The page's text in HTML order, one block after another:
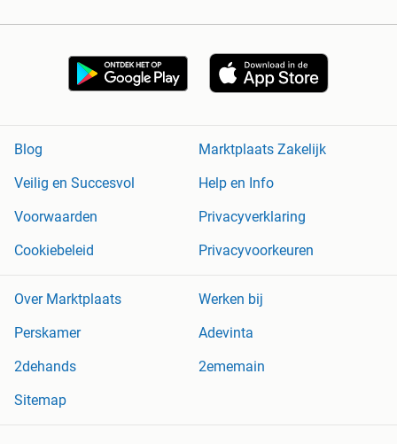
Blog
Marktplaats Zakelijk
Veilig en Succesvol
Help en Info
Voorwaarden
Privacyverklaring
Cookiebeleid
Privacyvoorkeuren
Over Marktplaats
Werken bij
Perskamer
Adevinta
2dehands
2ememain
Sitemap